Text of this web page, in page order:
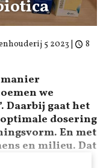
5 2023 |
8
manier
we
Daarbij gaat het
optimale dosering
En met
en milieu. Dat